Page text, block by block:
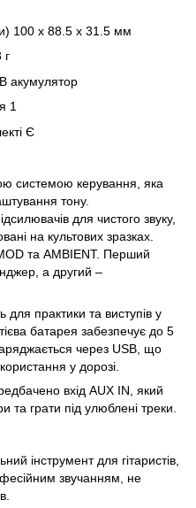
100 x 88.5 x 31.5 мм
г
акумулятор
1
Є
системою керування, яка
тону.
для чистого звуку,
на культових зразках.
та AMBIENT. Перший
а другий –
для практики та виступів у
батарея забезпечує до 5
через USB, що
у дорозі.
вхід AUX IN, який
та грати під улюблені треки.
інструмент для гітаристів,
звучанням, не